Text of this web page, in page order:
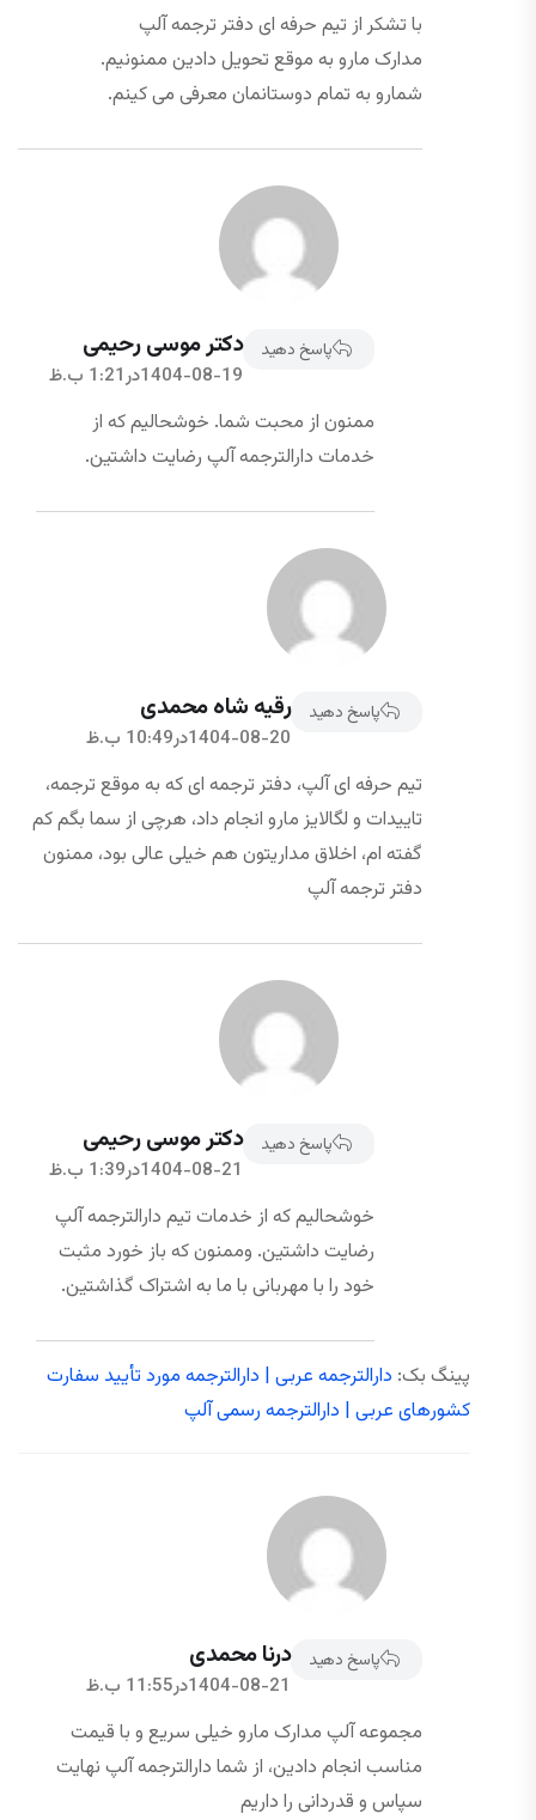
با تشکر از تیم حرفه ای دفتر ترجمه آلپ
مدارک مارو به موقع تحویل دادین ممنونیم.
شمارو به تمام دوستانمان معرفی می کینم.
دکتر موسی رحیمی پاسخ دهید
1404-08-19در1:21 ب.ظ
ممنون از محبت شما. خوشحالیم که از
خدمات دارالترجمه آلپ رضایت داشتین.
رقیه شاه محمدی پاسخ دهید
1404-08-20در10:49 ب.ظ
تیم حرفه ای آلپ، دفتر ترجمه ای که به موقع ترجمه،
تاییدات و لگالایز مارو انجام داد، هرچی از سما بگم کم
گفته ام، اخلاق مداریتون هم خیلی عالی بود، ممنون
دفتر ترجمه آلپ
دکتر موسی رحیمی پاسخ دهید
1404-08-21در1:39 ب.ظ
خوشحالیم که از خدمات تیم دارالترجمه آلپ
رضایت داشتین. وممنون که باز خورد مثبت
خود را با مهربانی با ما به اشتراک گذاشتین.
پینگ بک: دارالترجمه عربی | دارالترجمه مورد تأیید سفارت
کشورهای عربی | دارالترجمه رسمی آلپ
درنا محمدی پاسخ دهید
1404-08-21در11:55 ب.ظ
مجموعه آلپ مدارک مارو خیلی سریع و با قیمت
مناسب انجام دادین، از شما دارالترجمه آلپ نهایت
سپاس و قدردانی را داریم